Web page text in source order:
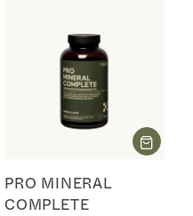
PRO MINERAL
COMPLETE